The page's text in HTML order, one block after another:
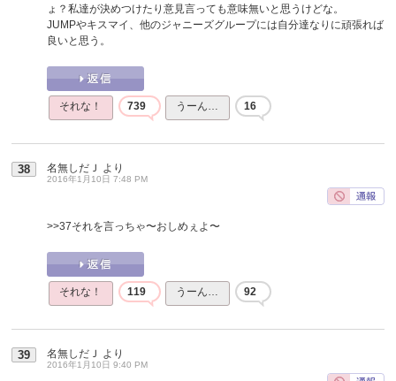
ょ？私達が決めつけたり意見言っても意味無いと思うけどな。
JUMPやキスマイ、他のジャニーズグループには自分達なりに頑張れば
良いと思う。
それな！ 739 うーん… 16
38 名無しだＪ より
2016年1月10日 7:48 PM
>>37それを言っちゃ〜おしめぇよ〜
それな！ 119 うーん… 92
39 名無しだＪ より
2016年1月10日 9:40 PM